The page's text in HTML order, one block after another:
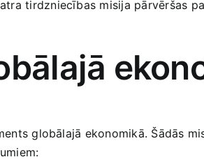
tirdzniecības misija pārvēršas
globālajā ekonomikā. Šādās